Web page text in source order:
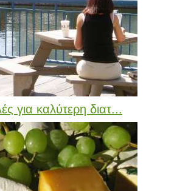
για καλύτερη διατ...